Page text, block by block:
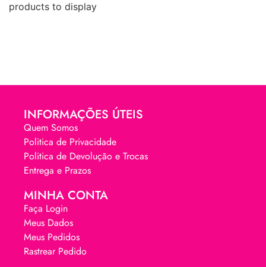
products to display
INFORMAÇÕES ÚTEIS
Quem Somos
Politica de Privacidade
Politica de Devolução e Trocas
Entrega e Prazos
MINHA CONTA
Faça Login
Meus Dados
Meus Pedidos
Rastrear Pedido